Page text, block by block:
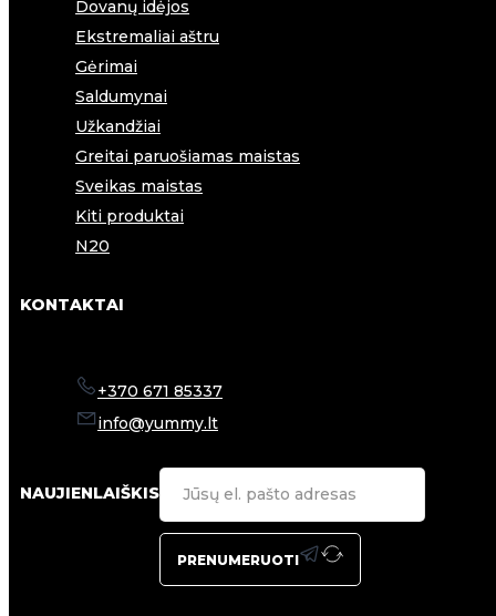
Dovanų idėjos
Ekstremaliai aštru
Gėrimai
Saldumynai
Užkandžiai
Greitai paruošiamas maistas
Sveikas maistas
Kiti produktai
N20
KONTAKTAI
+370 671 85337
info@yummy.lt
NAUJIENLAIŠKIS
PRENUMERUOTI